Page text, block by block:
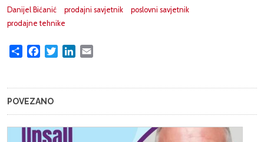
Danijel Bićanić
prodajni savjetnik
poslovni savjetnik
prodajne tehnike
Share FacebookTwitterLinkedIn
POVEZANO